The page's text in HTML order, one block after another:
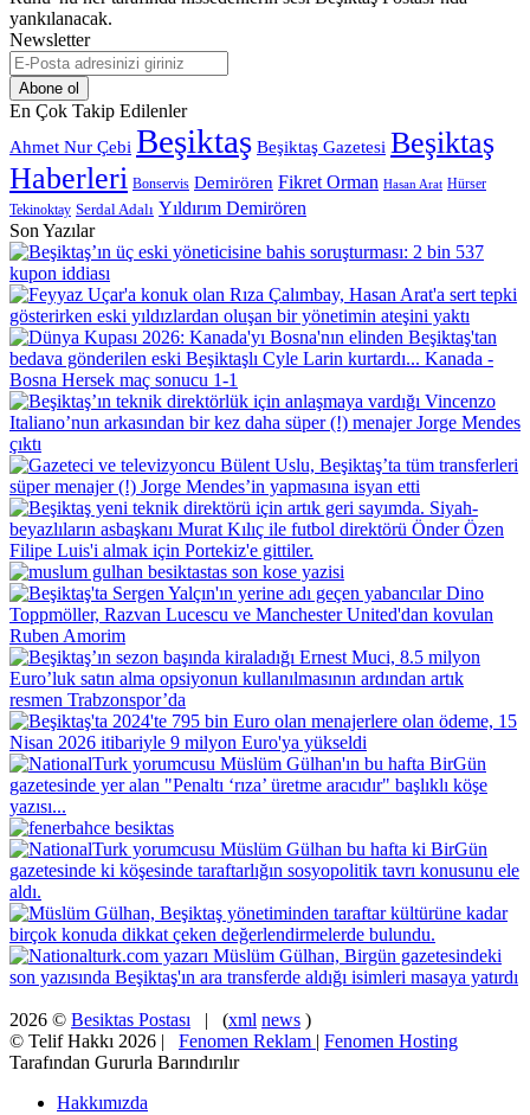
yankılanacak.
Newsletter
E-
Posta
adresinizi
giriniz
En Çok Takip Edilenler
Ahmet Nur Çebi Beşiktaş Beşiktaş Gazetesi Beşiktaş
Haberleri Bonservis Demirören Fikret Orman Hasan Arat Hürser
Tekinoktay Serdal Adalı Yıldırım Demirören
Son Yazılar
2026 © Besiktas Postası | (xml news )
© Telif Hakkı 2026 | Fenomen Reklam | Fenomen Hosting
Tarafından Gururla Barındırılır
Hakkımızda